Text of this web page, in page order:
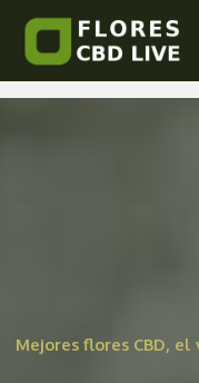
contenido
Comprar
/ Alicante/ Por admin
Mejores flores CBD,